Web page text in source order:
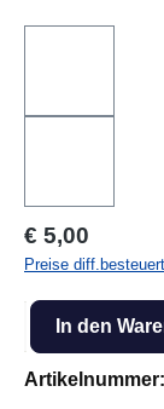
Regulärer Preis:
€ 5,00
Preise
Produkt Anzahl:
In den
Artikelnummer: